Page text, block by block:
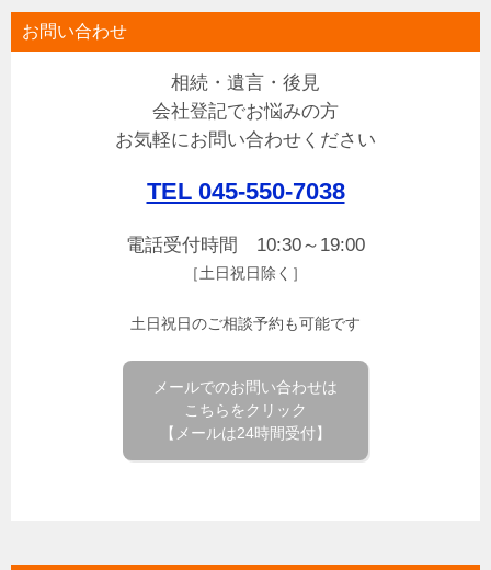
お問い合わせ
相続・遺言・後見
会社登記でお悩みの方
お気軽にお問い合わせください
TEL 045-550-7038
電話受付時間 10:30～19:00
［土日祝日除く］
土日祝日のご相談予約も可能です
メールでのお問い合わせは
こちらをクリック
【メールは24時間受付】